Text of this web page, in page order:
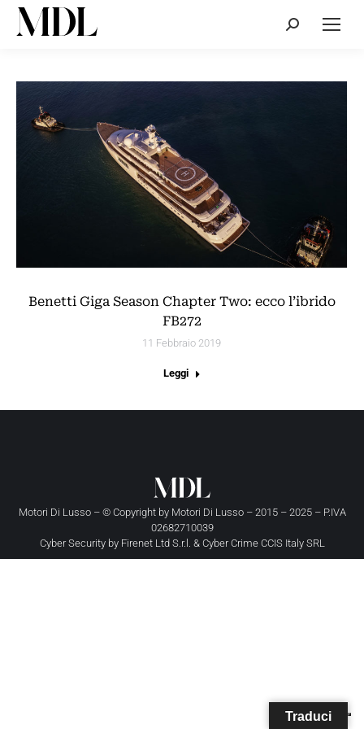
Cerca:
Benetti Giga Season Chapter Two: ecco l’ibrido
FB272
11 Febbraio 2019
Leggi
Motori Di Lusso – © Copyright by Motori Di Lusso– 2015 – 2025 – P.IVA
02682710039
Cyber Security by Firenet Ltd S.r.l. & Cyber Crime CCIS Italy SRL
Traduci